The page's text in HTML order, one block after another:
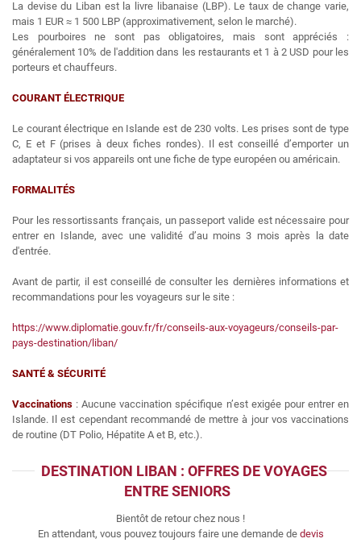
La devise du Liban est la livre libanaise (LBP). Le taux de change varie,
mais 1 EUR ≈ 1 500 LBP (approximativement, selon le marché).
Les pourboires ne sont pas obligatoires, mais sont appréciés :
généralement 10% de l'addition dans les restaurants et 1 à 2 USD pour les
porteurs et chauffeurs.
COURANT ÉLECTRIQUE
Le courant électrique en Islande est de 230 volts. Les prises sont de type
C, E et F (prises à deux fiches rondes). Il est conseillé d’emporter un
adaptateur si vos appareils ont une fiche de type européen ou américain.
FORMALITÉS
Pour les ressortissants français, un passeport valide est nécessaire pour
entrer en Islande, avec une validité d’au moins 3 mois après la date
d'entrée.
Avant de partir, il est conseillé de consulter les dernières informations et
recommandations pour les voyageurs sur le site :
https://www.diplomatie.gouv.fr/fr/conseils-aux-voyageurs/conseils-par-
pays-destination/liban/
SANTÉ & SÉCURITÉ
Vaccinations : Aucune vaccination spécifique n’est exigée pour entrer en
Islande. Il est cependant recommandé de mettre à jour vos vaccinations
de routine (DT Polio, Hépatite A et B, etc.).
DESTINATION LIBAN : OFFRES DE VOYAGES
ENTRE SENIORS
Bientôt de retour chez nous !
En attendant, vous pouvez toujours faire une demande de devis